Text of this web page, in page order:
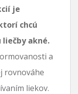
je
chcú
liečby akné.
a
rovnováhe
liekov.